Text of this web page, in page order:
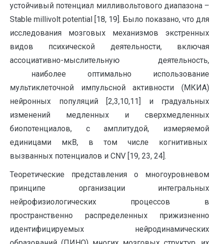
устойчивый потенциал милливольтового диапазона –
Stable millivolt potential [18, 19]. Было показано, что для
исследования мозговых механизмов экстренных
видов психической деятельности, включая
ассоциативно-мыслительную деятельность,
наиболее оптимально использование
мультиклеточной импульсной активности (МКИА)
нейронных популяций [2,3,10,11] и градуальных
изменений медленных и сверхмедленных
биопотенциалов, с амплитудой, измеряемой
единицами мкВ, в том числе когнитивных
вызванных потенциалов и CNV [19, 23, 24].
Теоретические представления о многоуровневом
принципе организации интегральных
нейрофизиологических процессов в
пространственно распределенных прижизненно
идентифицируемых нейродинамических